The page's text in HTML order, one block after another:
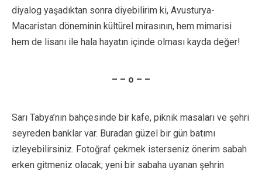
diyalog yaşadıktan sonra diyebilirim ki, Avusturya-
Macaristan döneminin kültürel mirasının, hem mimarisi
hem de lisanı ile hala hayatın içinde olması kayda değer!
– – o – –
Sarı Tabya’nın bahçesinde bir kafe, piknik masaları ve şehri
seyreden banklar var. Buradan güzel bir gün batımı
izleyebilirsiniz. Fotoğraf çekmek isterseniz önerim sabah
erken gitmeniz olacak; yeni bir sabaha uyanan şehrin